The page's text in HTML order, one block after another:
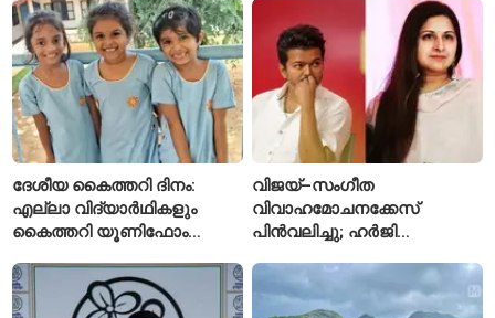
ആയങ്കിക്കെതിരെ പുതിയ
കേസ്
ദേശീയ കൈത്തറി ദിനം:
എല്ലാ വിദ്യാർഥികളും
കൈത്തറി യൂണിഫോം
സ്കൂൾ വേറിട്ട മാതൃക
വിജയ്–സംഗീത
വിവാഹമോചനക്കേസ്
പിൻവലിച്ചു; ഹർജി
അവസാനിപ്പിച്ച് കോടതി